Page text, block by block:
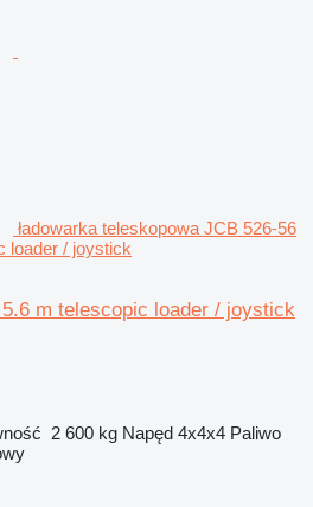
ładowarka teleskopowa JCB 526-56
loader / joystick
m telescopic loader / joystick
2 600 kg Napęd 4x4x4 Paliwo